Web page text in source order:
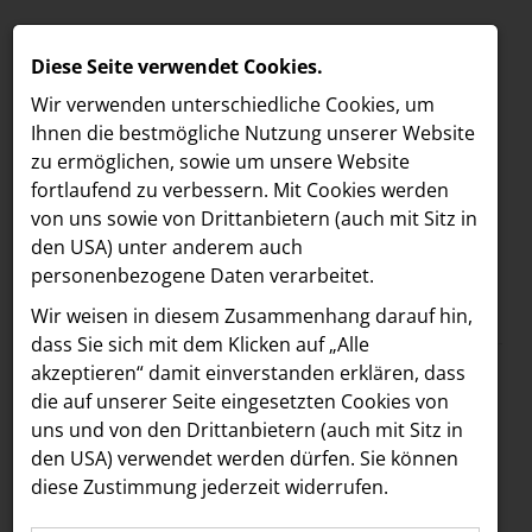
MELDUNGEN
LOEBELL NORDBERG
INNER
aehre
Astoria Artshow
B/S/H Hausgeräte
Meldungen / The Companion
Text Bilder
09.03.2026
Mehr Flair für die
Mariahilfer Straße:
Diese Seite verwendet Cookies.
Wir verwenden unterschiedliche Cookies, um
Ihnen die best­mögliche Nutzung unserer Website
zu ermöglichen, sowie um unsere Website
fortlaufend zu verbessern. Mit Cookies werden
von uns sowie von Drittanbietern (auch mit Sitz in
den USA) unter anderem auch
personenbezogene Daten verarbeitet.
Wir weisen in diesem Zusammenhang darauf hin,
dass Sie sich mit dem Klicken auf „Alle
akzeptieren“ damit ein­ver­standen erklären, dass
die auf unserer Seite eingesetzten Cookies von
uns und von den Drittanbietern (auch mit Sitz in
den USA) verwendet werden dürfen. Sie können
diese Zustimmung jederzeit widerrufen.